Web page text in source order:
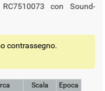
con Sound-
contrassegno.
Scala
Epoca